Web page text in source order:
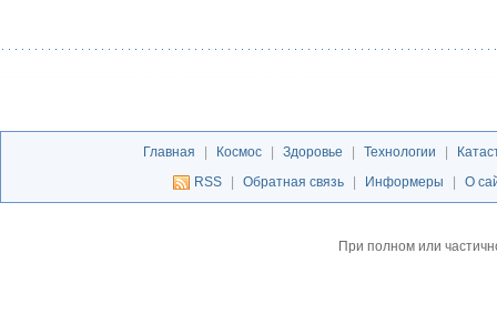
Главная | Космос | Здоровье | Технологии |
RSS
| Обратная связь | Информеры | О
При полном или